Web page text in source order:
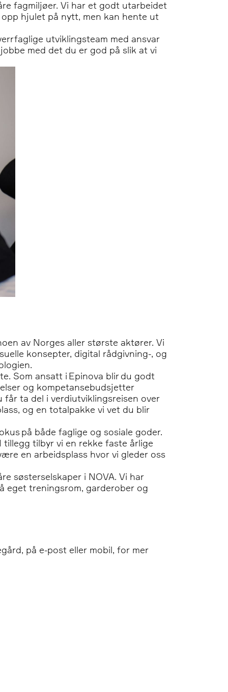
fagmiljøer. Vi har et godt utarbeidet
hjulet på nytt, men kan hente ut
utviklingsteam med ansvar
med det du er god på slik at vi
av Norges aller største aktører. Vi
konsepter, digital rådgivning-, og
Som ansatt i Epinova blir du godt
og kompetansebudsjetter
får ta del i verdiutviklingsreisen over
og en totalpakke vi vet du blir
på både faglige og sosiale goder.
tilbyr vi en rekke faste årlige
en arbeidsplass hvor vi gleder oss
søsterselskaper i NOVA. Vi har
eget treningsrom, garderober og
på e-post eller mobil, for mer